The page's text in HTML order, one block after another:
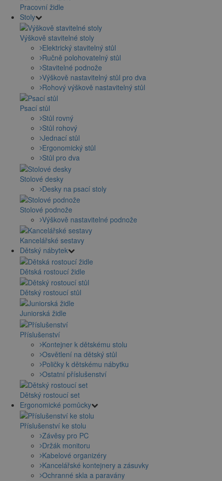
Pracovní židle
Stoly
Výškově stavitelné stoly
Elektrický stavitelný stůl
Ručně polohovatelný stůl
Stavitelné podnože
Výškově nastavitelný stůl pro dva
Rohový výškově nastavitelný stůl
Psací stůl
Stůl rovný
Stůl rohový
Jednací stůl
Ergonomický stůl
Stůl pro dva
Stolové desky
Desky na psací stoly
Stolové podnože
Výškově nastavitelné podnože
Kancelářské sestavy
Dětský nábytek
Dětská rostoucí židle
Dětský rostoucí stůl
Juniorská židle
Příslušenství
Kontejner k dětskému stolu
Osvětlení na dětský stůl
Poličky k dětskému nábytku
Ostatní příslušenství
Dětský rostoucí set
Ergonomické pomůcky
Příslušenství ke stolu
Závěsy pro PC
Držák monitoru
Kabelové organizéry
Kancelářské kontejnery a zásuvky
Ochranné skla a paravány